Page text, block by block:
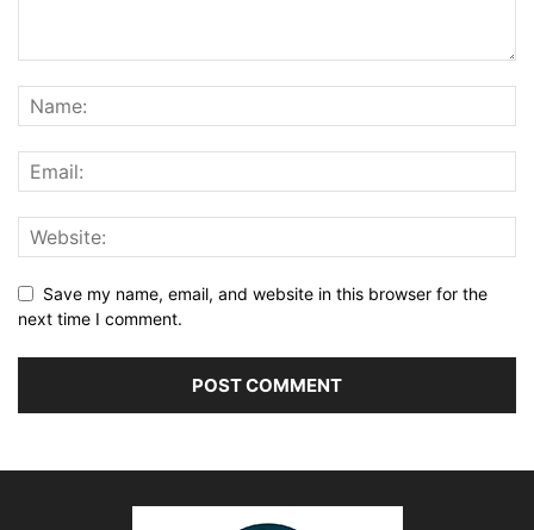
Save my name, email, and website in this browser for the
next time I comment.